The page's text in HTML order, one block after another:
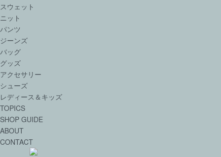
スウェット
ニット
パンツ
ジーンズ
バッグ
グッズ
アクセサリー
シューズ
レディース＆キッズ
TOPICS
SHOP GUIDE
ABOUT
CONTACT